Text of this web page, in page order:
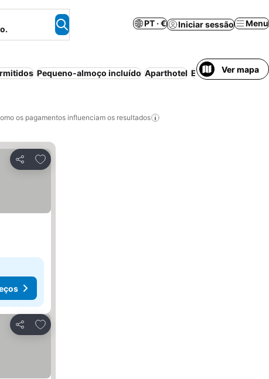
PT · € Iniciar sessão Menu
Pequeno-almoço incluído Aparthotel Estacionamento
Ver mapa
os pagamentos influenciam os resultados
Partilhar
Adicionar aos favoritos
Partilhar
Adicionar aos favoritos